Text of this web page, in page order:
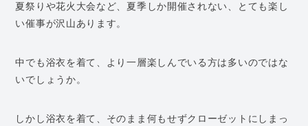
夏祭りや花火大会など、夏季しか開催されない、とても楽し
い催事が沢山あります。
中でも浴衣を着て、より一層楽しんでいる方は多いのではな
いでしょうか。
しかし浴衣を着て、そのまま何もせずクローゼットにしまっ